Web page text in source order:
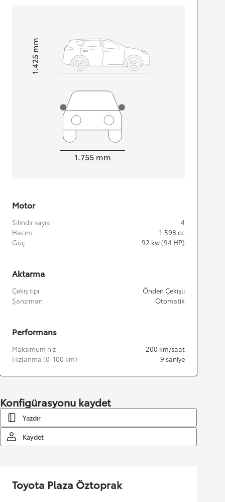
Height1.425
mm
1.755 mm
Motor
Silindir sayısı
4
Hacim
1.598 cc
Güç
92 kw (94 HP)
Aktarma
Çekiş tipi
Önden Çekişli
Şanzıman
Otomatik
Performans
Maksimum hız 200 km/saat
Hızlanma (0-100 km)
9 saniye
Konfigürasyonu kaydet
Yazdır
Kaydet
Toyota Plaza Öztoprak